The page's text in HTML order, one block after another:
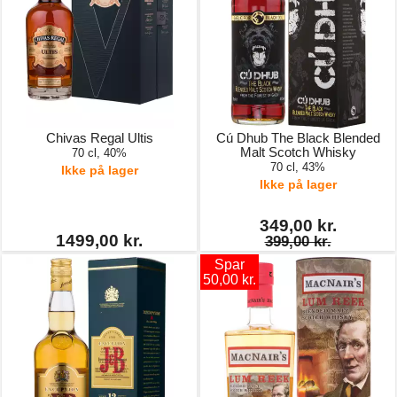
Chivas Regal Ultis
70 cl, 40%
Ikke på lager
1499,00 kr.
Cú Dhub The Black Blended
Malt Scotch Whisky
70 cl, 43%
Ikke på lager
349,00 kr.
399,00 kr.
Spar
50,00 kr.